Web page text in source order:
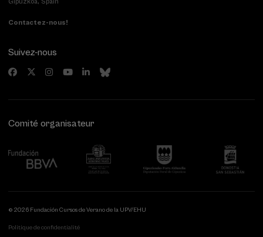
Gipuzkoa, Spain
Contactez-nous!
Suivez-nous
Comité organisateur
© 2026 Fundación Cursos de Verano de la UPV/EHU
Politique de confidentialité